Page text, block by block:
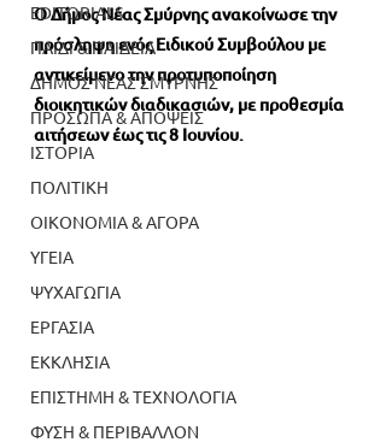
EDITORIALS
ΠΑΙΔΙ & ΠΑΙΔΕΙΑ
ΔΗΜΟΣ ΝΕΑΣ ΣΜΥΡΝΗΣ
ΠΡΟΣΩΠΑ & ΑΠΟΨΕΙΣ
ΙΣΤΟΡΙΑ
ΠΟΛΙΤΙΚΗ
ΟΙΚΟΝΟΜΙΑ & ΑΓΟΡΑ
ΥΓΕΙΑ
ΨΥΧΑΓΩΓΙΑ
ΕΡΓΑΣΙΑ
ΕΚΚΛΗΣΙΑ
ΕΠΙΣΤΗΜΗ & ΤΕΧΝΟΛΟΓΙΑ
ΦΥΣΗ & ΠΕΡΙΒΑΛΛΟΝ
Ο Δήμος Νέας Σμύρνης ανακοίνωσε την
πρόσληψη ενός Ειδικού Συμβούλου με
αντικείμενο την προτυποποίηση
διοικητικών διαδικασιών, με προθεσμία
αιτήσεων έως τις 8 Ιουνίου.